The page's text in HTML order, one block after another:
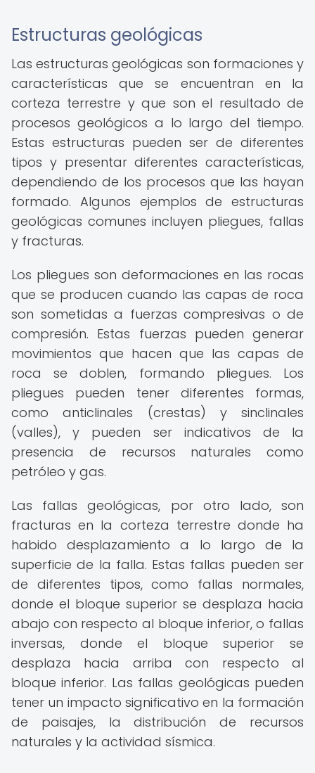
Estructuras geológicas
Las estructuras geológicas son formaciones y
características que se encuentran en la
corteza terrestre y que son el resultado de
procesos geológicos a lo largo del tiempo.
Estas estructuras pueden ser de diferentes
tipos y presentar diferentes características,
dependiendo de los procesos que las hayan
formado. Algunos ejemplos de estructuras
geológicas comunes incluyen pliegues, fallas
y fracturas.
Los pliegues son deformaciones en las rocas
que se producen cuando las capas de roca
son sometidas a fuerzas compresivas o de
compresión. Estas fuerzas pueden generar
movimientos que hacen que las capas de
roca se doblen, formando pliegues. Los
pliegues pueden tener diferentes formas,
como anticlinales (crestas) y sinclinales
(valles), y pueden ser indicativos de la
presencia de recursos naturales como
petróleo y gas.
Las fallas geológicas, por otro lado, son
fracturas en la corteza terrestre donde ha
habido desplazamiento a lo largo de la
superficie de la falla. Estas fallas pueden ser
de diferentes tipos, como fallas normales,
donde el bloque superior se desplaza hacia
abajo con respecto al bloque inferior, o fallas
inversas, donde el bloque superior se
desplaza hacia arriba con respecto al
bloque inferior. Las fallas geológicas pueden
tener un impacto significativo en la formación
de paisajes, la distribución de recursos
naturales y la actividad sísmica.